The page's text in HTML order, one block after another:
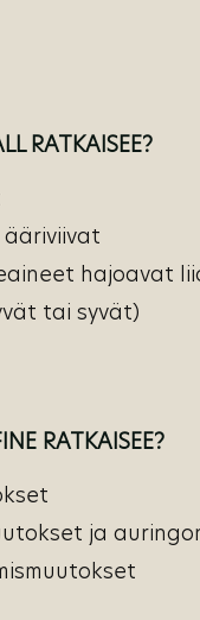
RATKAISEE?
hajoavat
tai syvät)
RATKAISEE?
ja